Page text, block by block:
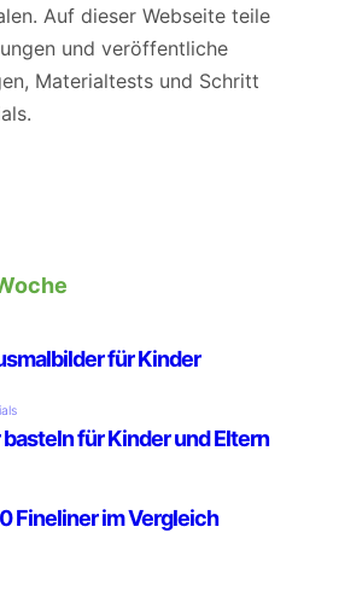
Auf dieser Webseite teile
und veröffentliche
Materialtests und Schritt